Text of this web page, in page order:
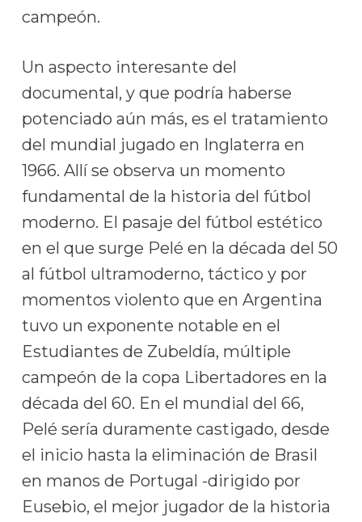
campeón.
Un aspecto interesante del
documental, y que podría haberse
potenciado aún más, es el tratamiento
del mundial jugado en Inglaterra en
1966. Allí se observa un momento
fundamental de la historia del fútbol
moderno. El pasaje del fútbol estético
en el que surge Pelé en la década del 50
al fútbol ultramoderno, táctico y por
momentos violento que en Argentina
tuvo un exponente notable en el
Estudiantes de Zubeldía, múltiple
campeón de la copa Libertadores en la
década del 60. En el mundial del 66,
Pelé sería duramente castigado, desde
el inicio hasta la eliminación de Brasil
en manos de Portugal -dirigido por
Eusebio, el mejor jugador de la historia